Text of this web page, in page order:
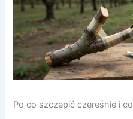
Po co szczepić czereśnie i